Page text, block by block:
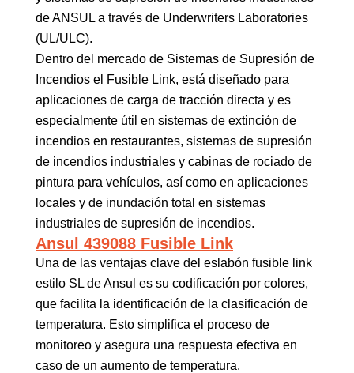
de ANSUL a través de Underwriters Laboratories
(UL/ULC).
Dentro del mercado de Sistemas de Supresión de
Incendios el Fusible Link, está diseñado para
aplicaciones de carga de tracción directa y es
especialmente útil en sistemas de extinción de
incendios en restaurantes, sistemas de supresión
de incendios industriales y cabinas de rociado de
pintura para vehículos, así como en aplicaciones
locales y de inundación total en sistemas
industriales de supresión de incendios.
Ansul 439088 Fusible Link
Una de las ventajas clave del eslabón fusible link
estilo SL de Ansul es su codificación por colores,
que facilita la identificación de la clasificación de
temperatura. Esto simplifica el proceso de
monitoreo y asegura una respuesta efectiva en
caso de un aumento de temperatura.